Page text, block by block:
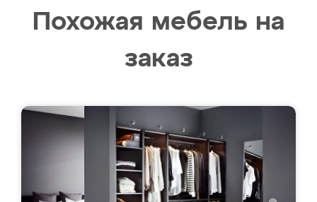
Похожая мебель на
заказ